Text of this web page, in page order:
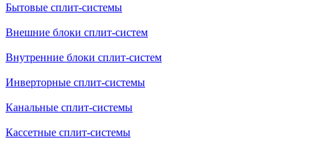
Бытовые сплит-системы
Внешние блоки сплит-систем
Внутренние блоки сплит-систем
Инверторные сплит-системы
Канальные сплит-системы
Кассетные сплит-системы